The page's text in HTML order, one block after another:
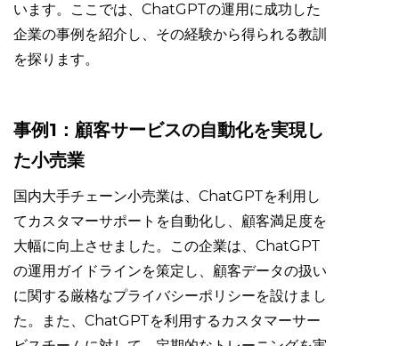
います。ここでは、ChatGPTの運用に成功した
企業の事例を紹介し、その経験から得られる教訓
を探ります。
事例1：顧客サービスの自動化を実現し
た小売業
国内大手チェーン小売業は、ChatGPTを利用し
てカスタマーサポートを自動化し、顧客満足度を
大幅に向上させました。この企業は、ChatGPT
の運用ガイドラインを策定し、顧客データの扱い
に関する厳格なプライバシーポリシーを設けまし
た。また、ChatGPTを利用するカスタマーサー